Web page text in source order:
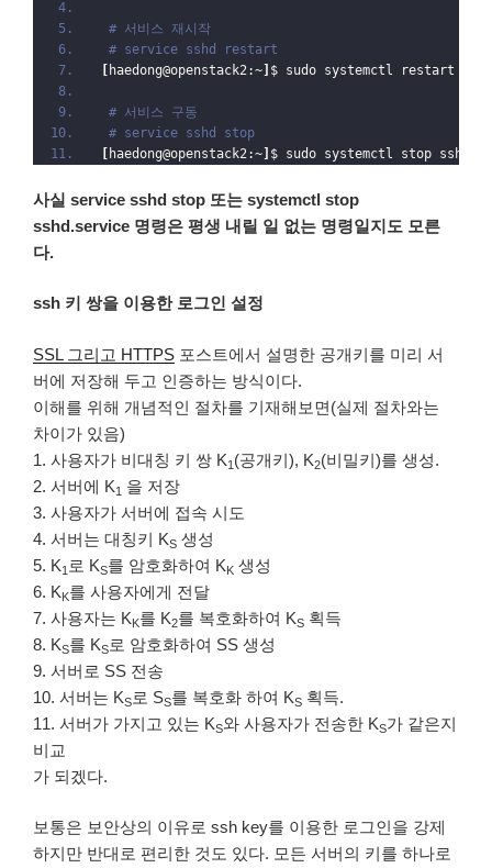
# 서비스 재시작
# service sshd restart
[ haedong@openstack2:~] $ sudo systemctl restart
# 서비스 구동
# service sshd stop
[ haedong@openstack2:~] $ sudo systemctl stop sshd.
사실 service sshd stop 또는 systemctl stop
sshd.service 명령은 평생 내릴 일 없는 명령일지도 모른
다.
ssh 키 쌍을 이용한 로그인 설정
SSL 그리고 HTTPS 포스트에서 설명한 공개키를 미리 서
버에 저장해 두고 인증하는 방식이다.
이해를 위해 개념적인 절차를 기재해보면(실제 절차와는
차이가 있음)
1. 사용자가 비대칭 키 쌍 K1 (공개키), K2(비밀키)를 생성.
2. 서버에 K1 을 저장
3. 사용자가 서버에 접속 시도
4. 서버는 대칭키 KS 생성
5. K1 로 KS를 암호화하여 KK 생성
6. KK를 사용자에게 전달
7. 사용자는 KK를 K2를 복호화하여 KS 획득
8. KS를 KS로 암호화하여 SS 생성
9. 서버로 SS 전송
10. 서버는 KS로 SS를 복호화 하여 KS 획득.
11. 서버가 가지고 있는 KS와 사용자가 전송한 KS가 같은지
비교
가 되겠다.
보통은 보안상의 이유로 ssh key를 이용한 로그인을 강제
하지만 반대로 편리한 것도 있다. 모든 서버의 키를 하나로